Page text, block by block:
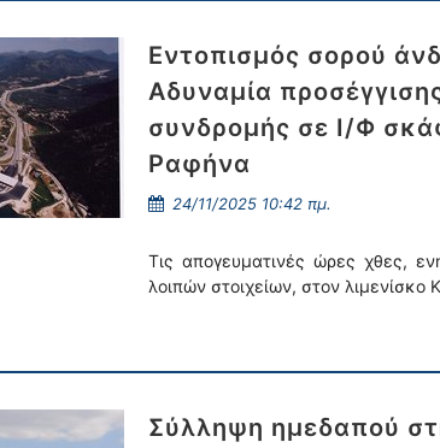
Εντοπισμός σορού
Αδυναμία
συνδρομής σε Ι/Φ
Ραφήνα
24/11/2025 10:42 πμ.
Τις απογευματινές ώρες χθες,
λοιπών στοιχείων, στον
Σύλληψη ημεδαπού